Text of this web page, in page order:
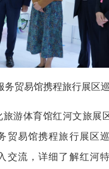
务贸易馆携程旅行展区
旅游体育馆红河文旅展
贸易馆携程旅行展区
交流，详细了解红河